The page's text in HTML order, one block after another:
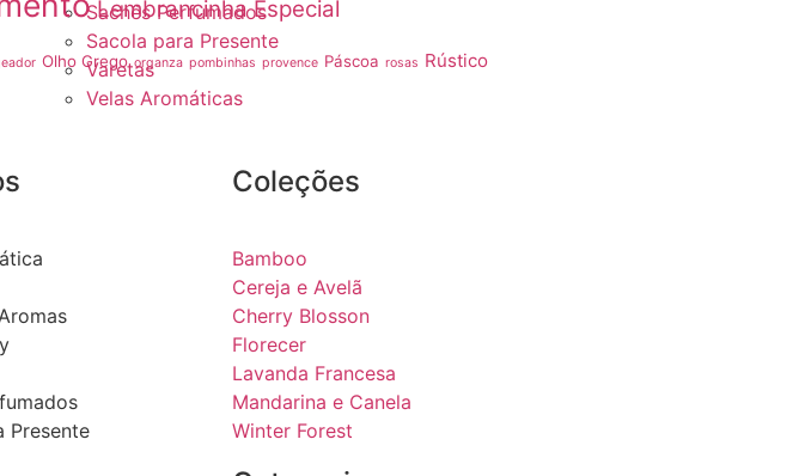
Sachês Perfumados
Sacola para Presente
Varetas
Velas Aromáticas
Lembrancinha Especial
Olho Grego organza pombinhas provence Páscoa rosas Rústico
Presente
Coleções
Bamboo
Cereja e Avelã
Cherry Blosson
Florecer
Lavanda Francesa
Mandarina e Canela
Winter Forest